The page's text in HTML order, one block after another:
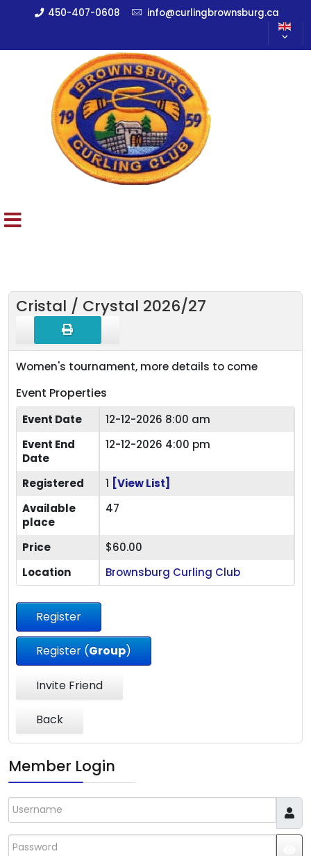
450-407-0608 info@curlingbrownsburg.ca
Cristal / Crystal 2026/27
Women's tournament, more details to come
Event Properties
Event Date
12-12-2026 8:00 am
Event End
Date
12-12-2026 4:00 pm
Registered 1 [View List]
Available
place
47
Price
$60.00
Location
Brownsburg Curling Club
Register
Register (Group)
Invite Friend
Back
Member Login
Username
Password